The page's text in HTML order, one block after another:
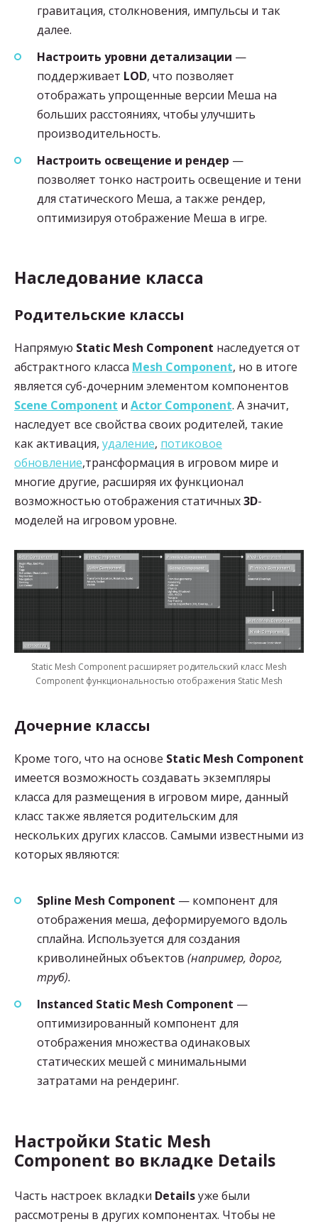
гравитация, столкновения, импульсы и так
далее.
Настроить уровни детализации —
поддерживает LOD, что позволяет
отображать упрощенные версии Меша на
больших расстояниях, чтобы улучшить
производительность.
Настроить освещение и рендер —
позволяет тонко настроить освещение и тени
для статического Меша, а также рендер,
оптимизируя отображение Меша в игре.
Наследование класса
Родительские классы
Напрямую Static Mesh Component наследуется от
абстрактного класса Mesh Component, но в итоге
является суб-дочерним элементом компонентов
Scene Component и Actor Component. А значит,
наследует все свойства своих родителей, такие
как активация, удаление, потиковое
обновление,трансформация в игровом мире и
многие другие, расширяя их функционал
возможностью отображения статичных3D-
моделей на игровом уровне.
Static Mesh Component расширяет родительский класс Mesh
Component функциональностью отображения Static Mesh
Дочерние классы
Кроме того, что на основе Static Mesh Component
имеется возможность создавать экземпляры
класса для размещения в игровом мире, данный
класс также является родительским для
нескольких других классов. Самыми известными из
которых являются:
Spline Mesh Component — компонент для
отображения меша, деформируемого вдоль
сплайна. Используется для создания
криволинейных объектов (например, дорог,
труб).
Instanced Static Mesh Component —
оптимизированный компонент для
отображения множества одинаковых
статических мешей с минимальными
затратами на рендеринг.
Настройки Static Mesh
Component во вкладке Details
Часть настроек вкладки Detailsуже были
рассмотрены в других компонентах. Чтобы не